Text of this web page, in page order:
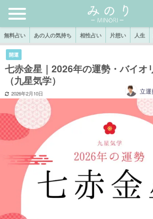
無料占い あの人の気持ち 相性占い 片想い 人生
開運
七赤金星｜2026年の運勢・バイオ
（九星気学）
2026年2月10日 立